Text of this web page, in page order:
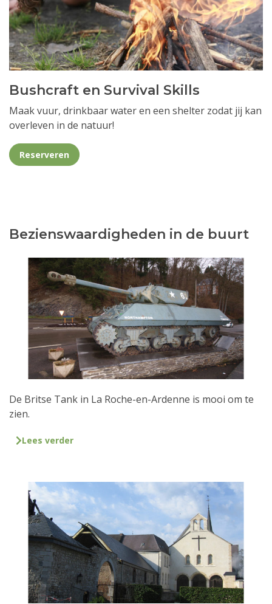
Bushcraft en Survival Skills
Maak vuur, drinkbaar water en een shelter zodat jij kan
overleven in de natuur!
Reserveren
Bezienswaardigheden in de buurt
De Britse Tank in La Roche-en-Ardenne is mooi om te
zien.
Lees verder